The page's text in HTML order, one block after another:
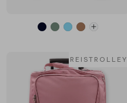
REISTROLLEY